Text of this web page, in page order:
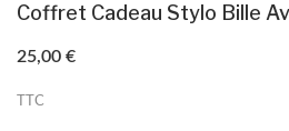
Coffret Cadeau Stylo Bille
25,00 €
TTC